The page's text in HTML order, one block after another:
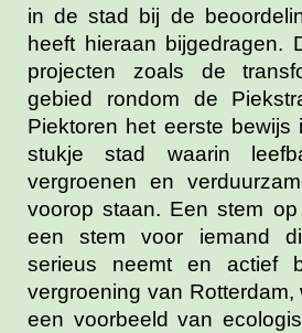
in de stad bij de
heeft hieraan bijgedragen.
projecten zoals de
gebied rondom de
Piektoren het eerste
stukje stad waarin
vergroenen en
voorop staan. Een stem
een stem voor iemand
serieus neemt en actief
vergroening van Rotterdam,
een voorbeeld van